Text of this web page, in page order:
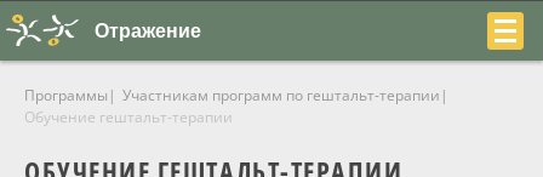
Отражение
Программы
Участникам программ по гештальт-терапии
Обучение гештальт-терапии